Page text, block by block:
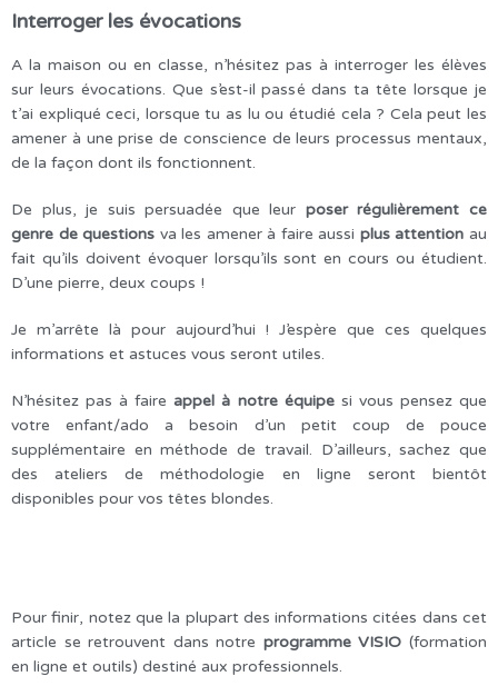
Interroger les évocations
A la maison ou en classe, n’hésitez pas à interroger les élèves
sur leurs évocations. Que s’est-il passé dans ta tête lorsque je
t’ai expliqué ceci, lorsque tu as lu ou étudié cela ? Cela peut les
amener à une prise de conscience de leurs processus mentaux,
de la façon dont ils fonctionnent.
De plus, je suis persuadée que leur poser régulièrement ce
genre de questions va les amener à faire aussi plus attention au
fait qu’ils doivent évoquer lorsqu’ils sont en cours ou étudient.
D’une pierre, deux coups !
Je m’arrête là pour aujourd’hui ! J’espère que ces quelques
informations et astuces vous seront utiles.
N’hésitez pas à faireappel à notre équipesi vous pensez que
votre enfant/ado a besoin d’un petit coup de pouce
supplémentaire en méthode de travail. D’ailleurs, sachez que
des ateliers de méthodologie en ligne seront bientôt
disponibles pour vos têtes blondes.
Pour finir, notez que la plupart des informations citées dans cet
article se retrouvent dans notre programme VISIO (formation
en ligne et outils) destiné aux professionnels.